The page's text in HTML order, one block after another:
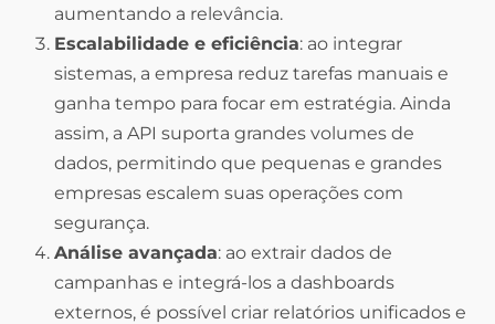
aumentando a relevância.
Escalabilidade e eficiência: ao integrar
sistemas, a empresa reduz tarefas manuais e
ganha tempo para focar em estratégia. Ainda
assim, a API suporta grandes volumes de
dados, permitindo que pequenas e grandes
empresas escalem suas operações com
segurança.
Análise avançada: ao extrair dados de
campanhas e integrá-los a dashboards
externos, é possível criar relatórios unificados e